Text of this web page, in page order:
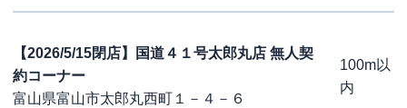
【2026/5/15閉店】国道４１号太郎丸店 無人契
約コーナー
富山県富山市太郎丸西町１－４－６
100m以
内